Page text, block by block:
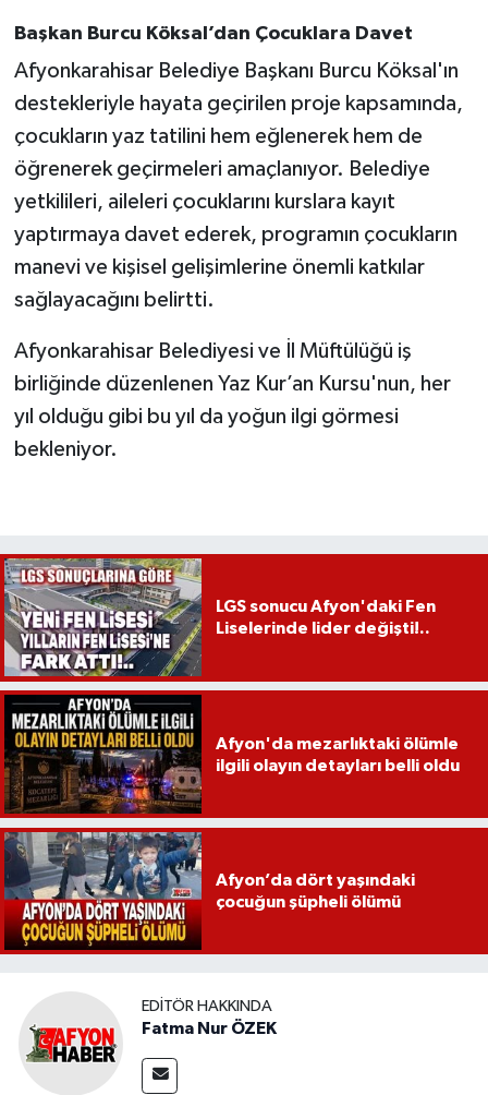
Başkan Burcu Köksal’dan Çocuklara Davet
Afyonkarahisar Belediye Başkanı Burcu Köksal'ın
destekleriyle hayata geçirilen proje kapsamında,
çocukların yaz tatilini hem eğlenerek hem de
öğrenerek geçirmeleri amaçlanıyor. Belediye
yetkilileri, aileleri çocuklarını kurslara kayıt
yaptırmaya davet ederek, programın çocukların
manevi ve kişisel gelişimlerine önemli katkılar
sağlayacağını belirtti.
Afyonkarahisar Belediyesi ve İl Müftülüğü iş
birliğinde düzenlenen Yaz Kur’an Kursu'nun, her
yıl olduğu gibi bu yıl da yoğun ilgi görmesi
bekleniyor.
LGS sonucu Afyon'daki Fen
Liselerinde lider değişti!..
Afyon'da mezarlıktaki ölümle
ilgili olayın detayları belli oldu
Afyon’da dört yaşındaki
çocuğun şüpheli ölümü
EDITÖR HAKKINDA
Fatma Nur ÖZEK